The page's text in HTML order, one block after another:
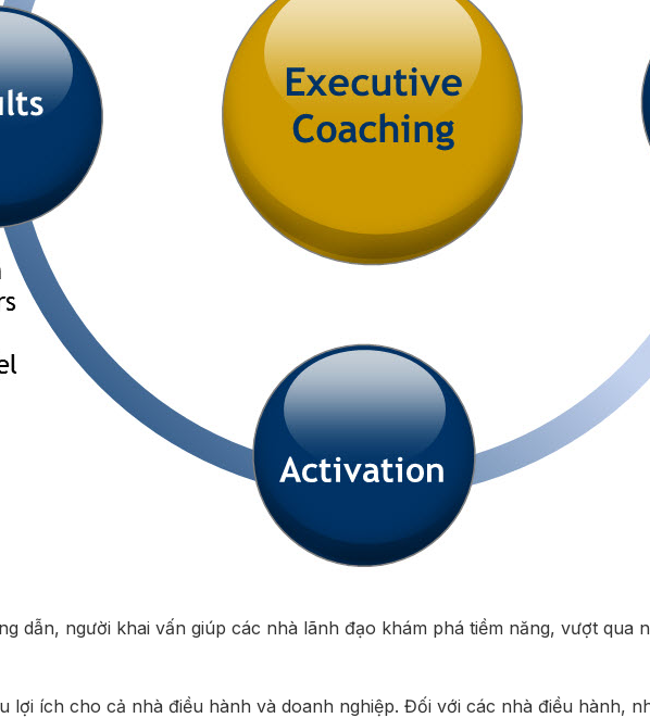
dẫn, người khai vấn giúp các nhà lãnh đạo khám phá tiềm năng, vượt qua
lợi ích cho cả nhà điều hành và doanh nghiệp. Đối với các nhà điều hành,